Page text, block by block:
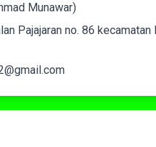
Munawar)
Pajajaran no. 86 kecamatan